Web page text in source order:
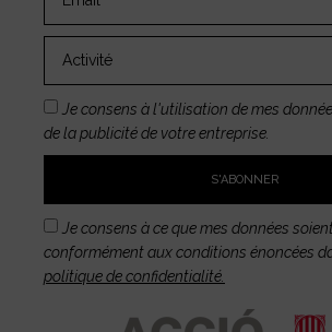
Je consens à ce que mes données
conformément aux conditions énoncées
politique de confidentialité.
Je consens à l'utilisation de mes
de la publicité de votre entreprise.
S'ABONNER